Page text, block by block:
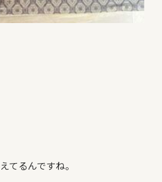
てるんですね。